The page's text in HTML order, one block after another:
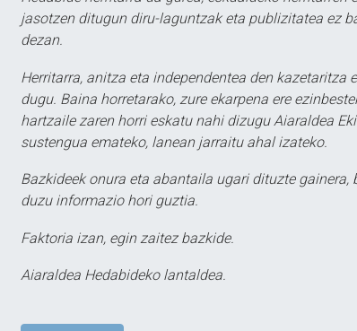
jasotzen ditugun diru-laguntzak eta publizitatea ez
dezan.
Herritarra, anitza eta independentea den kazetaritza
dugu. Baina horretarako, zure ekarpena ere
hartzaile zaren horri eskatu nahi dizugu Aiaraldea
sustengua emateko, lanean jarraitu ahal izateko.
Bazkideek onura eta abantaila ugari dituzte
duzu informazio hori guztia.
Faktoria izan, egin zaitez bazkide.
Aiaraldea Hedabideko lantaldea.